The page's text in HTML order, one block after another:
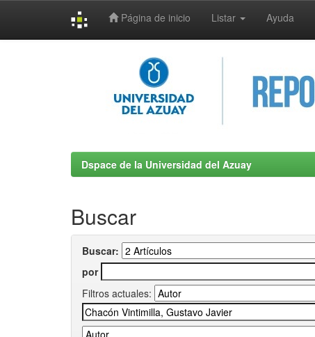
Página de inicio Listar Ayuda
Dspace de la Universidad del Azuay
Buscar
Buscar:
por
Filtros actuales: